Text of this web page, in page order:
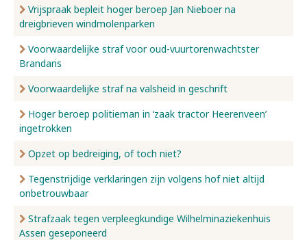
Vrijspraak bepleit hoger beroep Jan Nieboer na
dreigbrieven windmolenparken
Voorwaardelijke straf voor oud-vuurtorenwachtster
Brandaris
Voorwaardelijke straf na valsheid in geschrift
Hoger beroep politieman in ‘zaak tractor Heerenveen’
ingetrokken
Opzet op bedreiging, of toch niet?
Tegenstrijdige verklaringen zijn volgens hof niet altijd
onbetrouwbaar
Strafzaak tegen verpleegkundige Wilhelminaziekenhuis
Assen geseponeerd